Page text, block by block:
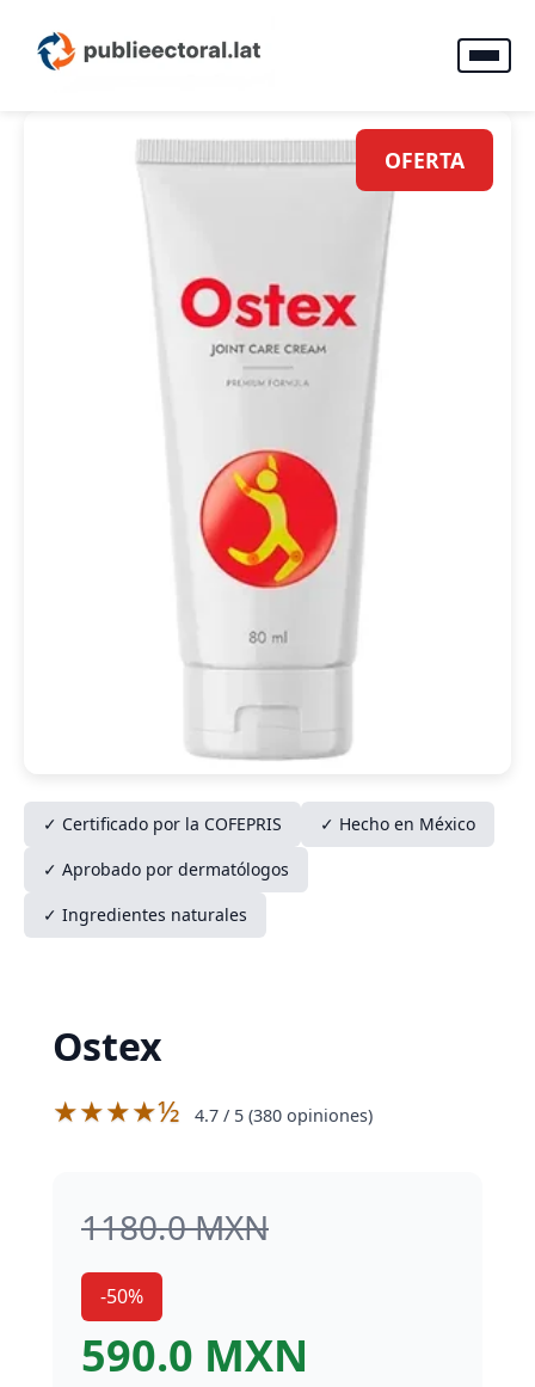
OFERTA
✓ Certificado por la COFEPRIS
✓ Hecho en México
✓ Aprobado por dermatólogos
✓ Ingredientes naturales
Ostex
★★★★½ 4.7 / 5 (380 opiniones)
1180.0 MXN
-50%
590.0 MXN